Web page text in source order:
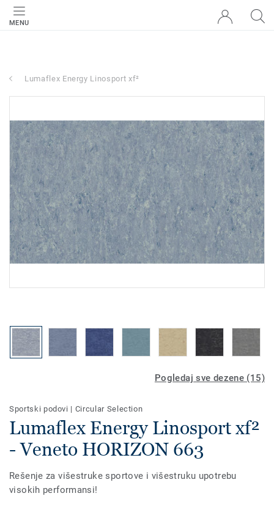
MENU
Lumaflex Energy Linosport xf²
Pogledaj sve dezene (15)
Sportski podovi | Circular Selection
Lumaflex Energy Linosport xf²
- Veneto HORIZON 663
Rešenje za višestruke sportove i višestruku upotrebu
visokih performansi!